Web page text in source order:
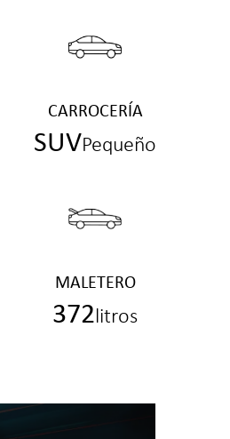
CARROCERÍA
SUVPequeño
MALETERO
372litros